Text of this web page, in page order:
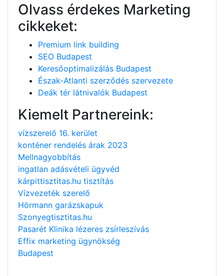
Olvass érdekes Marketing
cikkeket:
Premium link building
SEO Budapest
Keresőoptimalizálás Budapest
Észak-Atlanti szerződés szervezete
Deák tér látnivalók Budapest
Kiemelt Partnereink:
vízszerelő 16. kerület
konténer rendelés árak 2023
Mellnagyobbítás
ingatlan adásvételi ügyvéd
kárpittisztitas.hu tisztítás
Vízvezeték szerelő
Hörmann garázskapuk
Szonyegtisztitas.hu
Pasarét Klinika lézeres zsírleszívás
Effix marketing ügynökség
Budapest